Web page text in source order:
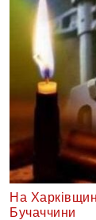
На
Бучаччини